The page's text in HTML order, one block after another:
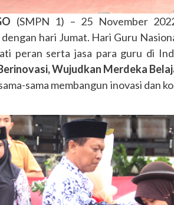
O (SMPN 1) – 25 November
hari Jumat. Hari Guru
peran serta jasa para guru di
Wujudkan Merdeka
sama membangun inovasi dan